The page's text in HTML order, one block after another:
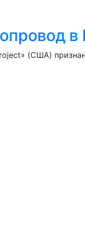
в
(США)